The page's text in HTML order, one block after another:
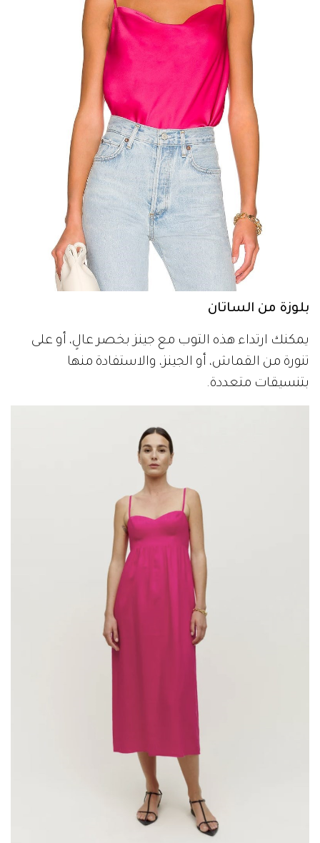
بلوزة من الساتان
يمكنك ارتداء هذه التوب مع جينز بخصر عالٍ، أو على
تنورة من القماش، أو الجينز، والاستفادة منها
بتنسيقات متعددة.